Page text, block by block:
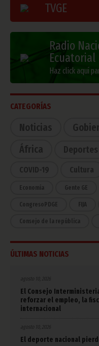
TVGE
Radio
Ecuatorial
Haz click aquí
CATEGORÍAS
Noticias
África
Deportes
COVID-19 Cultura
Economía Gente GE
CongresoPDGE FIJA
Consejo de la república
ÚLTIMAS NOTICIAS
agosto 10, 2026
El Consejo
reforzar el empleo, la
internacional
agosto 10, 2026
El deporte nacional